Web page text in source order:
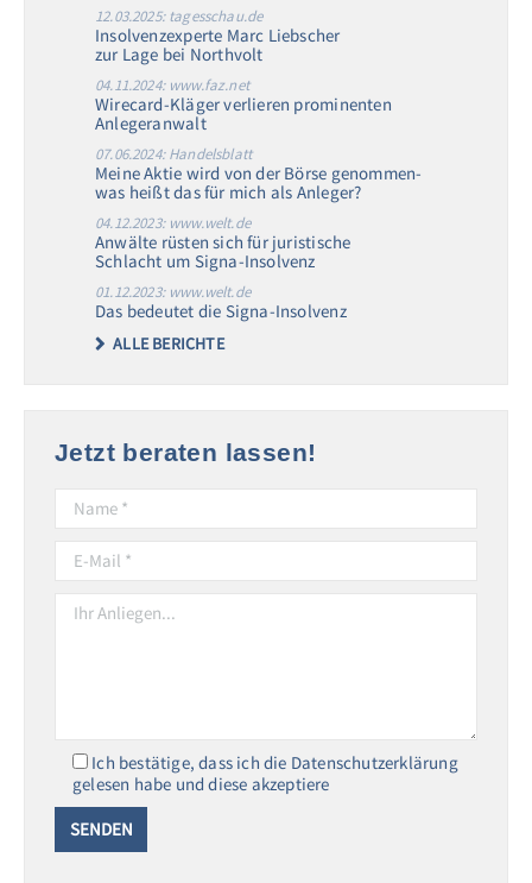
12.03.2025: tagesschau.de
Insolvenzexperte Marc Liebscher
zur Lage bei Northvolt
04.11.2024: www.faz.net
Wirecard-Kläger verlieren prominenten
Anlegeranwalt
07.06.2024: Handelsblatt
Meine Aktie wird von der Börse genommen-
was heißt das für mich als Anleger?
04.12.2023: www.welt.de
Anwälte rüsten sich für juristische
Schlacht um Signa-Insolvenz
01.12.2023: www.welt.de
Das bedeutet die Signa-Insolvenz
ALLE BERICHTE
Jetzt beraten lassen!
Ich bestätige, dass ich die Datenschutzerklärung
gelesen habe und diese akzeptiere